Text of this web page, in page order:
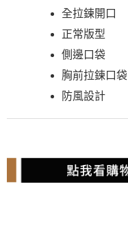
全拉鍊開口
正常版型
側邊口袋
胸前拉鍊口袋
防風設計